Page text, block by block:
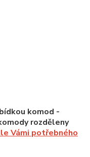
komod -
rozděleny
Vámi potřebného